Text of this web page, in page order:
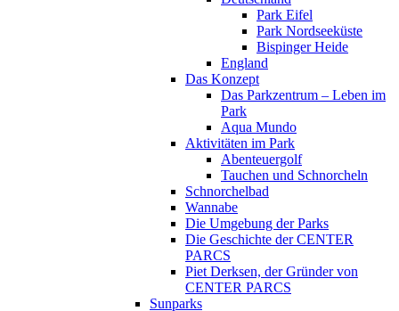
Park Eifel
Park Nordseeküste
Bispinger Heide
England
Das Konzept
Das Parkzentrum – Leben im
Park
Aqua Mundo
Aktivitäten im Park
Abenteuergolf
Tauchen und Schnorcheln
Schnorchelbad
Wannabe
Die Umgebung der Parks
Die Geschichte der CENTER
PARCS
Piet Derksen, der Gründer von
CENTER PARCS
Sunparks